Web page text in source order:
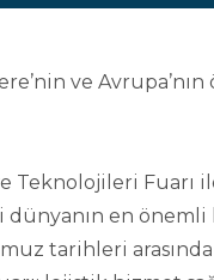
ve
Teknolojileri
en
tarihleri